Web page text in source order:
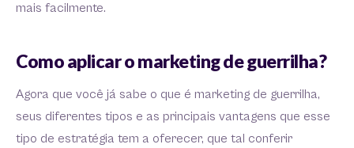
mais facilmente.
Como aplicar o marketing de guerrilha?
Agora que você já sabe o que é marketing de guerrilha,
seus diferentes tipos e as principais vantagens que esse
tipo de estratégia tem a oferecer, que tal conferir